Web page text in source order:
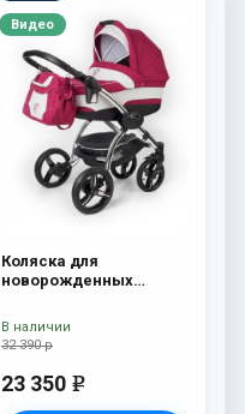
Видео
Коляска для
новорожденных
Chrome) Borduex
32 390 р
23 350 e
В наличии